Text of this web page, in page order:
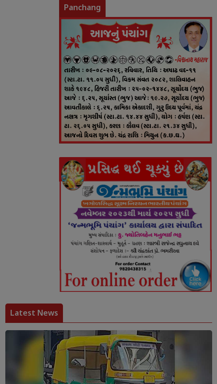
Panchang
Latest News